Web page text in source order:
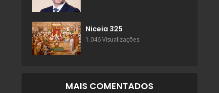
Niceia 325
1.046 Visualizações
MAIS COMENTADOS